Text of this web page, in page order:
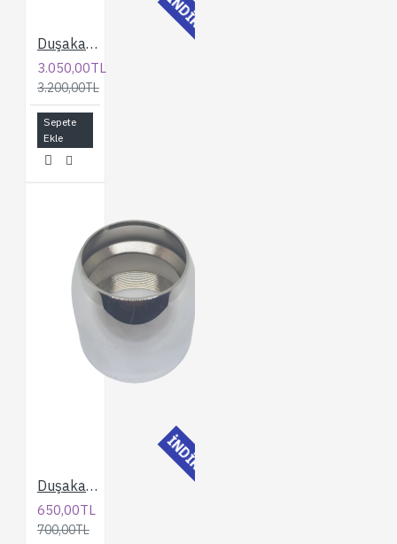
İNDİRİMLİ
Duşakabin Kompakt Sistem 3 Yollu 10 cm. Batarya
3.050,00TL
3.200,00TL
Sepete
Ekle
İNDİRİMLİ
Duşakabin Kompakt Sistem İnce İç Dişli Kartuş Kovanı
650,00TL
700,00TL